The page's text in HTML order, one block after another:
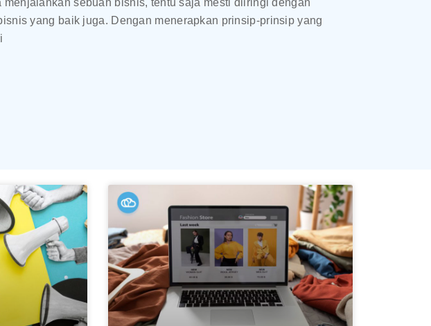
menjalankan sebuah bisnis, tentu saja mesti diiringi dengan
yang baik juga. Dengan menerapkan prinsip-prinsip yang